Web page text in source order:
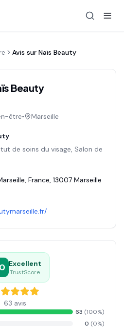
Avis sur Naïs Beauty
Beauty
être• Marseille
de soins du visage, Salon de
France, 13007 Marseille
Excellent
TrustScore
63 avis
63 (100%)
0 (0%)